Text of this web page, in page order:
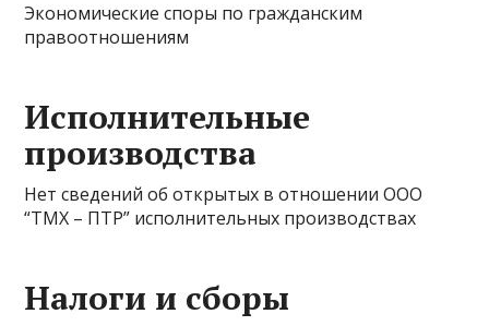
Экономические споры по гражданским
правоотношениям
Исполнительные
производства
Нет сведений об открытых в отношении ООО
“ТМХ – ПТР” исполнительных производствах
Налоги и сборы